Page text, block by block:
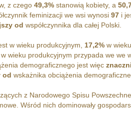
z czego 49,3%stanowią kobiety, a
feminizacji we wsi wynosi 97i
od współczynnika dla całej Polski.
w wieku produkcyjnym, 17,2%w
wieku produkcyjnym przypada we we
demograficznego jest więc
od wskażnika obciążenia
z Narodowego Spisu
Wśród nich dominowały